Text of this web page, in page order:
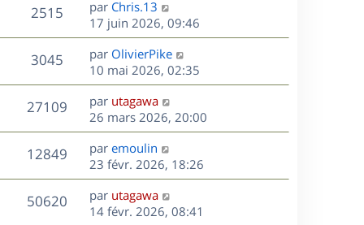
n
i
e
r
m
e
s
s
a
g
e
2515V
u
s
D
e
r
n
i
e
r
m
e
s
s
a
g
e
par Chris.13
17 juin 2026, 09:46
3045V
u
e
s
D
e
r
n
i
e
r
m
e
s
s
par OlivierPike
10 mai 2026, 02:35
27109V
u
s
D
e
r
n
i
e
r
m
par utagawa
26 mars 2026, 20:00
12849V
u
D
e
r
n
i
par emoulin
23 févr. 2026, 18:26
50620V
D
e
par utagawa
14 févr. 2026, 08:41